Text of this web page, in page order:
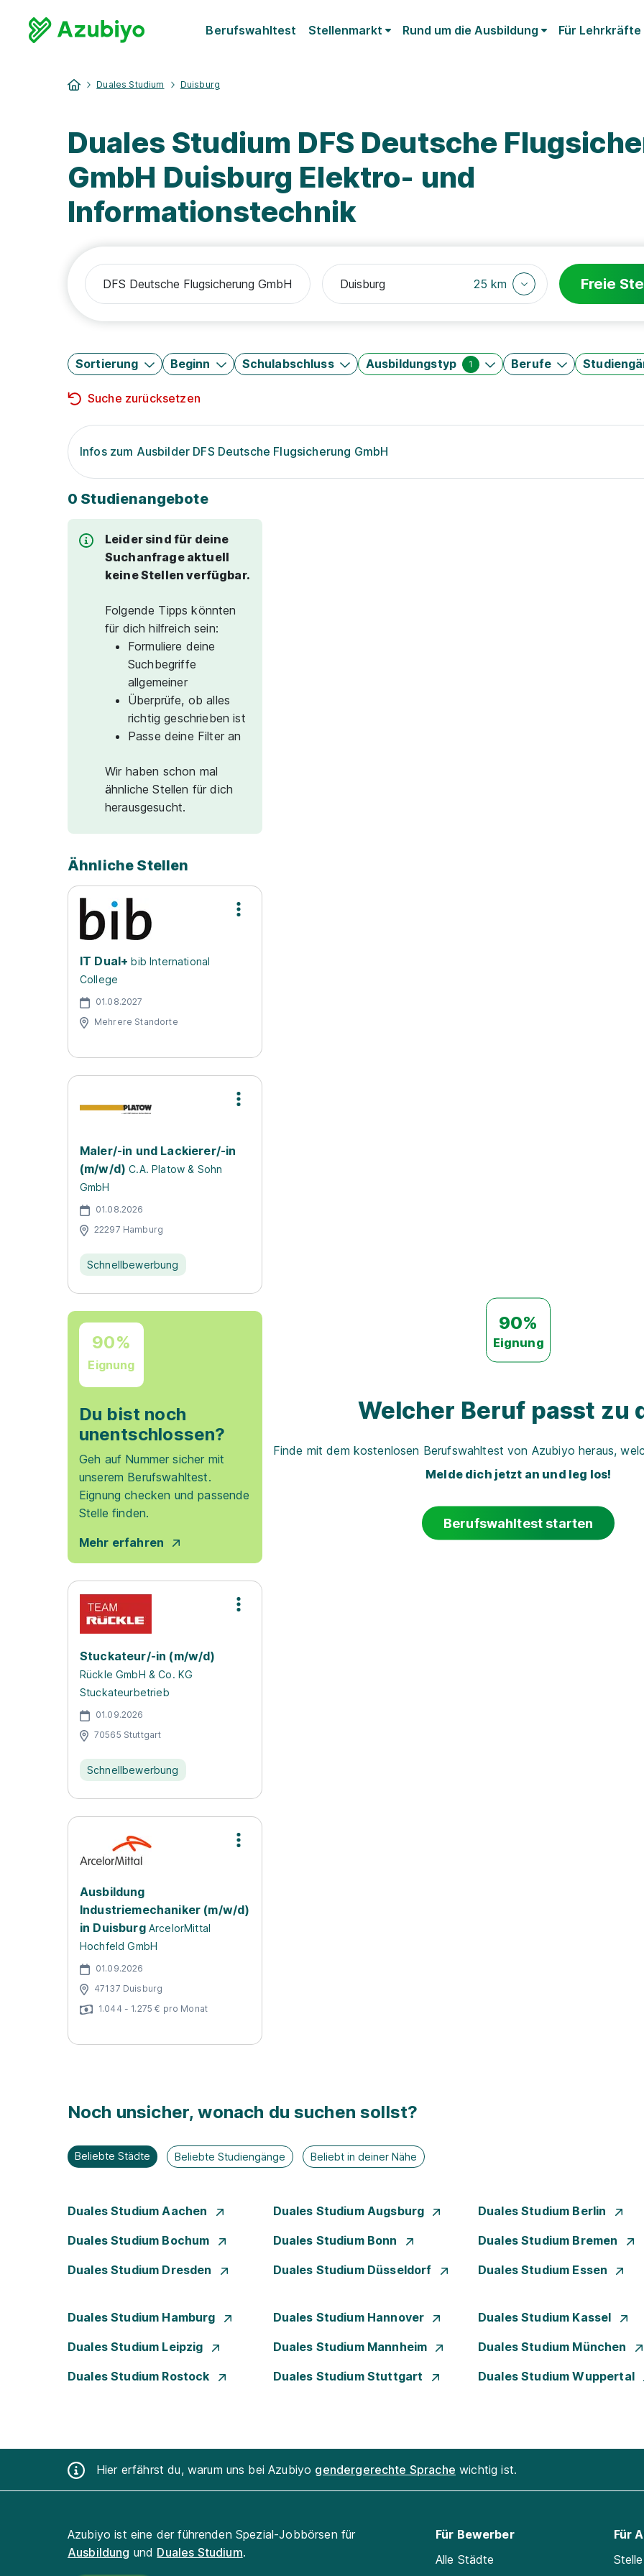
Berufswahltest Stellenmarkt Rund um die Ausbildung Für Lehrkräfte
Duales Studium Duisburg
Duales Studium DFS Deutsche
GmbH Duisburg Elektro- und
Informationstechnik
25 km Freie
Sortierung Beginn Schulabschluss Ausbildungstyp 1 Berufe
Suche zurücksetzen
Infos zum Ausbilder DFS Deutsche Flugsicherung GmbH
0 Studienangebote
Leider sind für deine
Suchanfrage aktuell
keine Stellen verfügbar.
Folgende Tipps könnten
für dich hilfreich sein:
Formuliere deine
Suchbegriffe
allgemeiner
Überprüfe, ob alles
richtig geschrieben ist
Passe deine Filter an
Wir haben schon mal
ähnliche Stellen für dich
herausgesucht.
Ähnliche Stellen
IT Dual+ bib International
College
01.08.2027
Mehrere Standorte
Maler/-in und Lackierer/-in
(m/w/d) C.A. Platow & Sohn
GmbH
01.08.2026
22297 Hamburg
Schnellbewerbung
90%
Eignung
Du bist noch
unentschlossen?
Geh auf Nummer sicher mit
unserem Berufswahltest.
Eignung checken und passende
Stelle finden.
Mehr erfahren
Stuckateur/-in (m/w/d)
Rückle GmbH & Co. KG
Stuckateurbetrieb
01.09.2026
70565 Stuttgart
Schnellbewerbung
Ausbildung
Industriemechaniker (m/w/d)
in Duisburg ArcelorMittal
Hochfeld GmbH
01.09.2026
47137 Duisburg
1.044 - 1.275 € pro Monat
90%
Eignung
Welcher Beruf passt zu
Finde mit dem kostenlosen Berufswahltest von Azubiyo heraus,
Melde dich jetzt an und leg los!
Berufswahltest starten
Noch unsicher, wonach du suchen sollst?
Beliebte Städte Beliebte Studiengänge Beliebt in deiner Nähe
Duales Studium Aachen Duales Studium Augsburg Duales Studium Berlin
Duales Studium Bochum Duales Studium Bonn Duales Studium Bremen
Duales Studium Dresden Duales Studium Düsseldorf Duales Studium Essen
Duales Studium Hamburg Duales Studium Hannover Duales Studium Kassel
Duales Studium Leipzig Duales Studium Mannheim Duales Studium München
Duales Studium Rostock Duales Studium Stuttgart Duales Studium Wuppertal
Hier erfährst du, warum uns bei Azubiyo gendergerechte Sprache wichtig ist.
Azubiyo ist eine der führenden Spezial-Jobbörsen für
Ausbildung und Duales Studium.
Für Bewerber
Alle Städte
Für